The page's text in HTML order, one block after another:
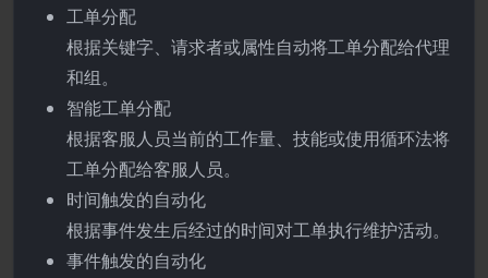
工单分配
根据关键字、请求者或属性自动将工单分配给代理
和组。
智能工单分配
根据客服人员当前的工作量、技能或使用循环法将
工单分配给客服人员。
时间触发的自动化
根据事件发生后经过的时间对工单执行维护活动。
事件触发的自动化